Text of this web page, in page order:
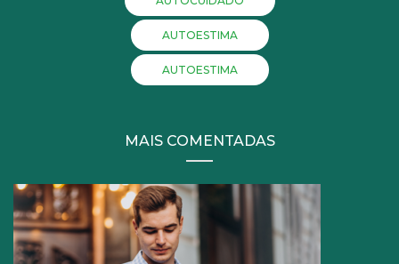
AUTOESTIMA
AUTOESTIMA
MAIS COMENTADAS